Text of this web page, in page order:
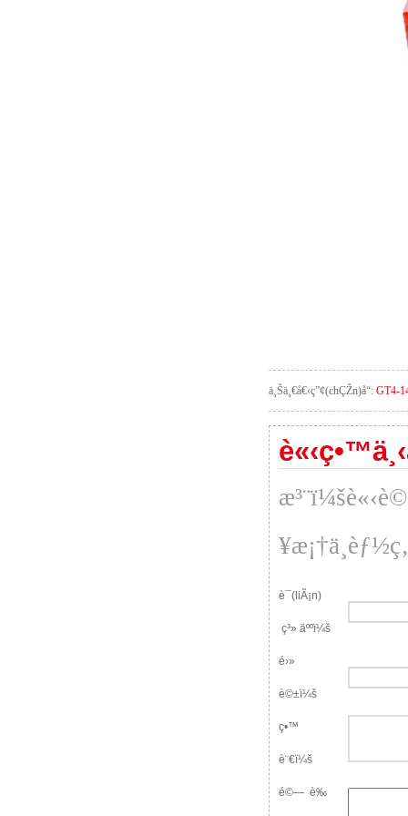
ä¸Šä¸€å€‹ç”¢(chÇŽn)å“: GT4-
è¯(liÃ¡n)
ç³» äººï¼š
é›»
è©±ï¼š
ç•™
è¨€ï¼š
é©— è­‰